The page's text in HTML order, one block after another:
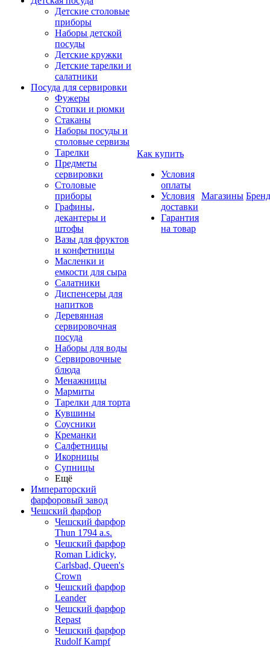
Детские столовые
приборы
Наборы детской
посуды
Детские кружки
Детские тарелки и
салатники
Посуда для сервировки
Фужеры
Стопки и рюмки
Стаканы
Наборы посуды и
столовые сервизы
Тарелки
Предметы
сервировки
Столовые
приборы
Графины,
декантеры и
штофы
Вазы для фруктов
и конфетницы
Масленки и
емкости для сыра
Салатники
Диспенсеры для
напитков
Деревянная
сервировочная
посуда
Наборы для воды
Сервировочные
блюда
Менажницы
Мармиты
Тарелки для торта
Кувшины
Соусники
Креманки
Салфетницы
Икорницы
Супницы
Ещё
Императорский
фарфоровый завод
Чешский фарфор
Чешский фарфор
Thun 1794 a.s.
Чешский фарфор
Roman Lidicky,
Carlsbad, Queen's
Crown
Чешский фарфор
Leander
Чешский фарфор
Repast
Чешский фарфор
Rudolf Kampf
Как купить
Условия
оплаты
Условия
доставки
Гарантия
на товар
Магазины